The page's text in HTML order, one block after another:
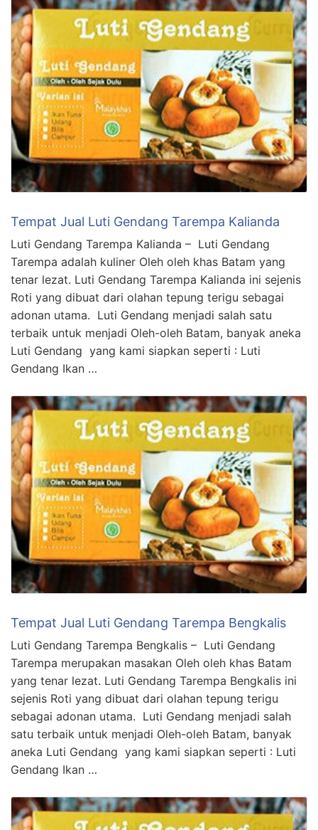
Tempat Jual Luti Gendang Tarempa Kalianda
Luti Gendang Tarempa Kalianda – Luti Gendang
Tarempa adalah kuliner Oleh oleh khas Batam yang
tenar lezat. Luti Gendang Tarempa Kalianda ini sejenis
Roti yang dibuat dari olahan tepung terigu sebagai
adonan utama. Luti Gendang menjadi salah satu
terbaik untuk menjadi Oleh-oleh Batam, banyak aneka
Luti Gendang yang kami siapkan seperti : Luti
Gendang Ikan …
Tempat Jual Luti Gendang Tarempa Bengkalis
Luti Gendang Tarempa Bengkalis – Luti Gendang
Tarempa merupakan masakan Oleh oleh khas Batam
yang tenar lezat. Luti Gendang Tarempa Bengkalis ini
sejenis Roti yang dibuat dari olahan tepung terigu
sebagai adonan utama. Luti Gendang menjadi salah
satu terbaik untuk menjadi Oleh-oleh Batam, banyak
aneka Luti Gendang yang kami siapkan seperti : Luti
Gendang Ikan …